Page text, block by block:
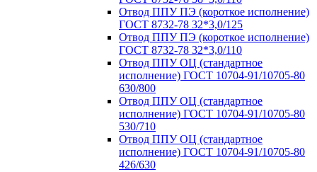
Отвод ППУ ПЭ (короткое исполнение)
ГОСТ 8732-78 32*3,0/125
Отвод ППУ ПЭ (короткое исполнение)
ГОСТ 8732-78 32*3,0/110
Отвод ППУ ОЦ (стандартное
исполнение) ГОСТ 10704-91/10705-80
630/800
Отвод ППУ ОЦ (стандартное
исполнение) ГОСТ 10704-91/10705-80
530/710
Отвод ППУ ОЦ (стандартное
исполнение) ГОСТ 10704-91/10705-80
426/630